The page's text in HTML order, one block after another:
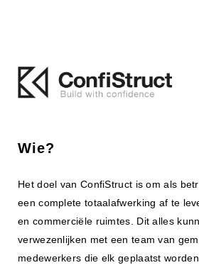
Wie?
Het doel van ConfiStruct is om als
een complete totaalafwerking af te
en commerciële ruimtes. Dit alles
verwezenlijken met een team van
medewerkers die elk geplaatst